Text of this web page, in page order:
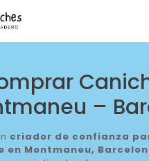
–
criador de confianza
en Montmaneu,